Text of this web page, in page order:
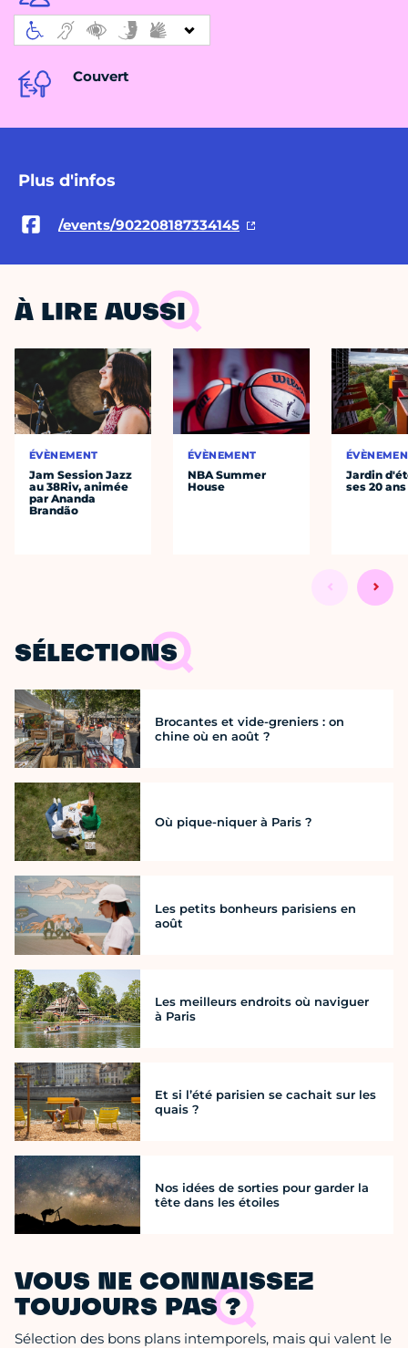
Couvert
Plus d'infos
/events/902208187334145
À LIRE AUSSI
ÉVÈNEMENT
Jam Session Jazz
au 38Riv, animée
par Ananda
Brandão
ÉVÈNEMENT
NBA Summer
House
Jardin
ses 20 ans
SÉLECTIONS
Brocantes et vide-greniers : on
chine où en août ?
Où pique-niquer à Paris ?
Les petits bonheurs parisiens en
août
Les meilleurs endroits où naviguer
à Paris
Et si l’été parisien se cachait sur les
quais ?
Nos idées de sorties pour garder la
tête dans les étoiles
VOUS NE CONNAISSEZ
TOUJOURS PAS ?
Sélection des bons plans intemporels, mais qui valent le